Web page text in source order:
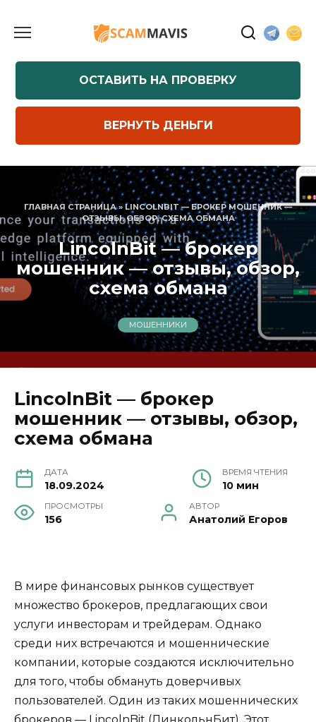
содержанию
ОСТАВИТЬ НА ПРОВЕРКУ
ВЕРНУТЬ ДЕНЬГИ
ГЛАВНАЯ СТРАНИЦА»LINCOLNBIT — БРОКЕР МОШЕННИК —
ОТЗЫВЫ, ОБЗОР, СХЕМА ОБМАНА
LincolnBit — брокер
мошенник — отзывы, обзор,
схема обмана
МОШЕННИКИ
LincolnBit — брокер
мошенник — отзывы, обзор,
схема обмана
ДАТА
18.09.2024
ВРЕМЯ ЧТЕНИЯ
10 мин
ПРОСМОТРЫ
156
АВТОР
Анатолий Егоров
В мире финансовых рынков существует
множество брокеров, предлагающих свои
услуги инвесторам и трейдерам. Однако
среди них встречаются и мошеннические
компании, которые создаются исключительно
для того, чтобы обмануть доверчивых
пользователей. Один из таких мошеннических